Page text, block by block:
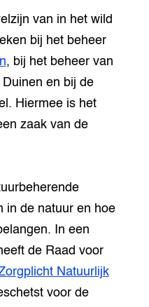
van in het wild
bij het beheer
, bij het beheer van
en bij de
Hiermee is het
zaak van de
in de natuur en hoe
In een
de Raad voor
Natuurlijk
voor de